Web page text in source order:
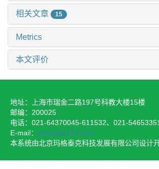
相关文章 15
Metrics
本文评价
地址：上海市瑞金二路197号科教大楼15楼
邮编：200025
电话：021-64370045-611532、021-
E-mail： physirj@163.com
本系统由北京玛格泰克科技发展有限公司设计